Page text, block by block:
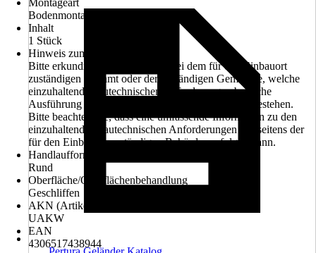
Montageart
Bodenmontage
Inhalt
1 Stück
Hinweis zum Einbauort
Bitte erkundigen Sie sich vorab bei dem für den Einbauort
zuständigen Bauamt oder der zuständigen Gemeinde, welche
einzuhaltende bautechnischen Anforderungen bauliche
Ausführung und erforderliche Höhe der Geländer bestehen.
Bitte beachten Sie, dass eine umfassende Information zu den
einzuhaltenden bautechnischen Anforderungen nur seitens der
für den Einbauort zuständigen Behörden erfolgen kann.
Handlaufform
Rund
Oberfläche/Oberflächenbehandlung
Geschliffen
AKN (Artikelkurznummer)
UAKW
EAN
4306517438944